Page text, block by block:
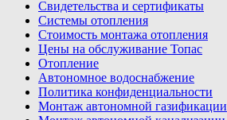
Свидетельства и сертификаты
Системы отопления
Стоимость монтажа отопления
Цены на обслуживание Топас
Отопление
Автономное водоснабжение
Политика конфиденциальности
Монтаж автономной газификации